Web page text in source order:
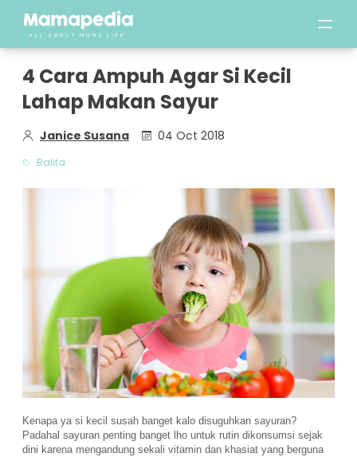
4 Cara Ampuh Agar Si Kecil
Lahap Makan Sayur
Janice Susana 04 Oct 2018
Balita
Kenapa ya si kecil susah banget kalo disuguhkan sayuran?
Padahal sayuran penting banget lho untuk rutin dikonsumsi sejak
dini karena mengandung sekali vitamin dan khasiat yang berguna